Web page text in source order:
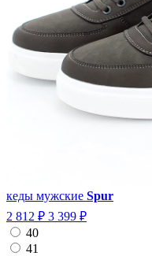
кеды мужские Spur
2 812 ₽ 3 399 ₽
40
41